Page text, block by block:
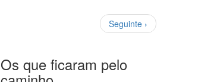
Próxima
página
Seguinte ›
Os que ficaram pelo